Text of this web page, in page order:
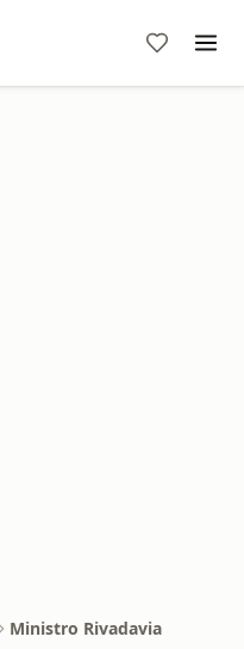
Ministro Rivadavia